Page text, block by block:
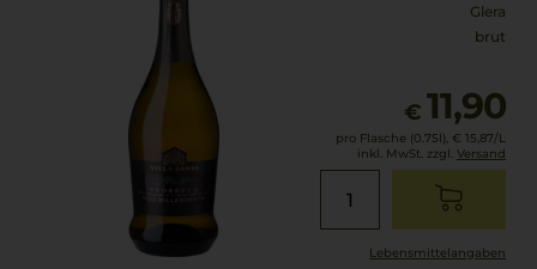
Glera
brut
€ 11,90
pro Flasche (0.75l), € 15,87/L
inkl. MwSt. zzgl. Versand
Lebensmittel­angaben